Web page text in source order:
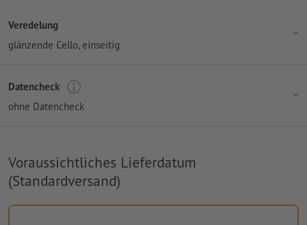
Veredelung
glänzende Cello, einseitig
Datencheck
ohne Datencheck
Voraussichtliches Lieferdatum
(Standardversand)